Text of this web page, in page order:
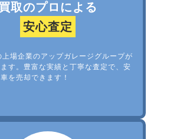
買取のプロによる
安心査定
場企業のアップガレージグループが
す。豊富な実績と丁寧な査定で、安
を売却できます！